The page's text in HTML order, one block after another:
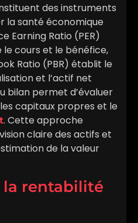
des instruments
la santé économique
Earning Ratio (PER)
cours et le bénéfice,
Ratio (PBR) établit le
et l’actif net
bilan permet d’évaluer
capitaux propres et le
. Cette approche
claire des actifs et
de la valeur
la rentabilité